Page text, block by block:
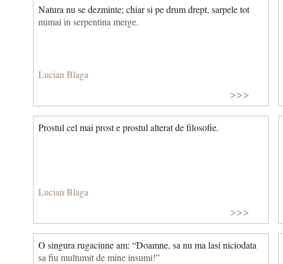
Natura nu se dezminte; chiar si pe drum drept, sarpele tot
numai in serpentina merge.
Lucian Blaga
>>>
Prostul cel mai prost e prostul alterat de filosofie.
Lucian Blaga
>>>
O singura rugaciune am: “Doamne, sa nu ma lasi niciodata
sa fiu multumit de mine insumi!”